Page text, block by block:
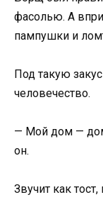
фасолью. А
пампушки и
Под такую
человечество.
— Мой дом —
он.
Звучит как тост,